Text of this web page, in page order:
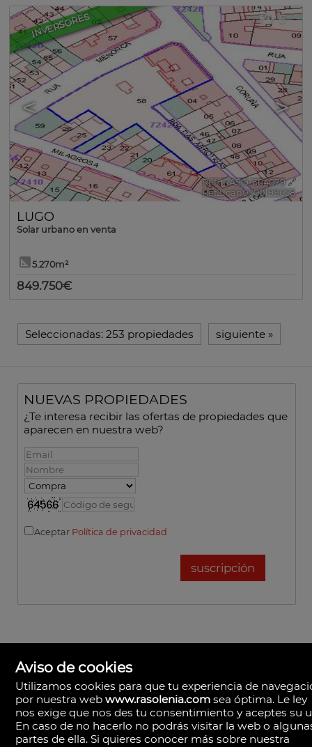
INVERSORES
< >
6
Ref.. RASO-604079 🔗
Ref2. can0000199658
LUGO
Solar urbano en venta
5.270m²
849.750€
Seleccionadas: 253 propiedades siguiente »
NUEVAS PROPIEDADES
¿Te interesa recibir las ofertas de propiedades que
aparecen en nuestra web?
Aceptar Política de privacidad
Aviso de cookies
Utilizamos cookies para que tu experiencia de
por nuestra webwww.rasolenia.com sea óptima. Le ley
nos exige que nos des tu consentimiento y aceptes su
En caso de no hacerlo no podrás visitar la web o
partes de ella. Si quieres conocer más sobre nuestra